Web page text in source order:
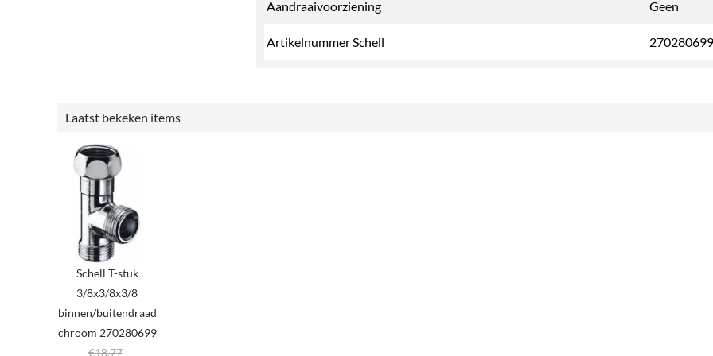
Aandraaivoorziening Geen
Artikelnummer Schell 270280699
Laatst bekeken items
Schell T-stuk
3/8x3/8x3/8
binnen/buitendraad
chroom 270280699
€18,77